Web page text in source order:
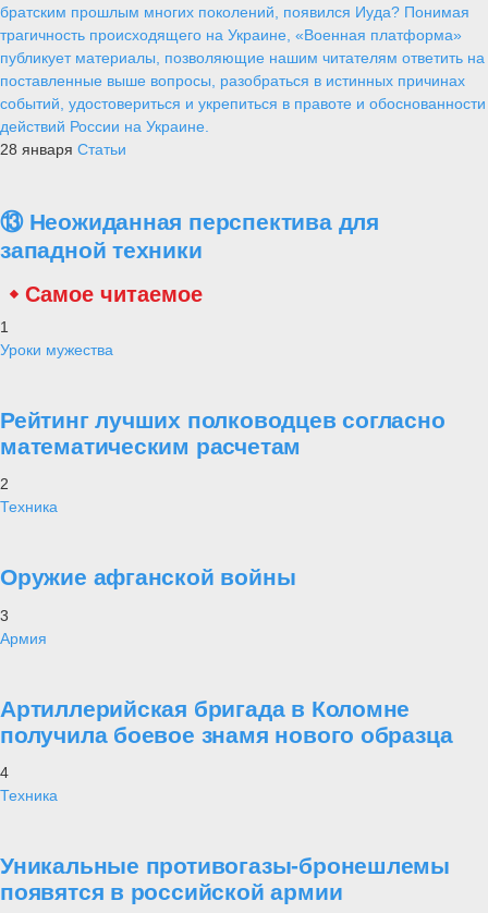
братским прошлым многих поколений, появился Иуда? Понимая
трагичность происходящего на Украине, «Военная платформа»
публикует материалы, позволяющие нашим читателям ответить на
поставленные выше вопросы, разобраться в истинных причинах
событий, удостовериться и укрепиться в правоте и обоснованности
действий России на Украине.
28 января Статьи
⑬ Неожиданная перспектива для
западной техники
Самое читаемое
1
Уроки мужества
Рейтинг лучших полководцев согласно
математическим расчетам
2
Техника
Оружие афганской войны
3
Армия
Артиллерийская бригада в Коломне
получила боевое знамя нового образца
4
Техника
Уникальные противогазы-бронешлемы
появятся в российской армии